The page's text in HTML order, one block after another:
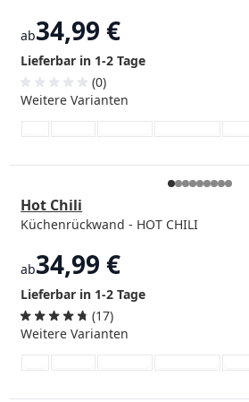
ab34,99 €
Lieferbar in 1-2 Tage
(0)
Weitere Varianten
Hot Chili
Küchenrückwand - HOT CHILI
ab34,99 €
Lieferbar in 1-2 Tage
(17)
Weitere Varianten